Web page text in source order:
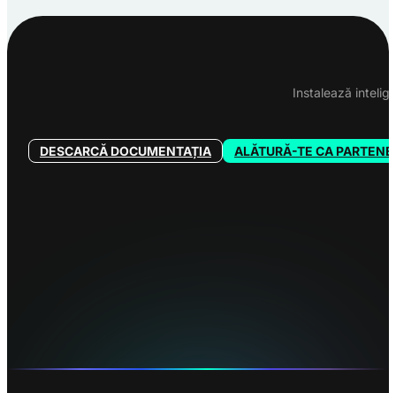
Instalează
DESCARCĂ DOCUMENTAȚIA ALĂTURĂ-TE CA